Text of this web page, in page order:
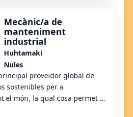
Mecànic/a de
manteniment
industrial
Huhtamaki
Nules
proveïdor global de
sostenibles per a
el món, la qual cosa permet el